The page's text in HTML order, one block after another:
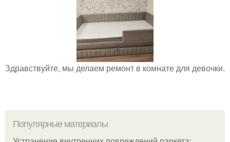
Здравствуйте, мы делаем ремонт в комнате для девочки.
Популярные материалы